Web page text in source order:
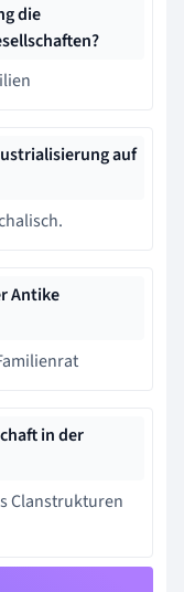
die
auf
Antike
in der
Clanstrukturen